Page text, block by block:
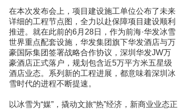
在本次发布会上，项目建设施工单位公布了未来
详细的工程节点图，全力以赴保障项目建设顺利
推进。就在此前的6月28日，作为前海·华发冰雪
世界重点配套设施，华发集团旗下华发酒店与万
豪国际集团签署战略合作协议，深圳华发JW万
豪酒店正式落户，规划包含近5万平方米五星级
酒店业态。系列新的工程进展，都意味着深圳冰
雪时代的进程不断提速。
以冰雪为“媒”，撬动文旅“热”经济，新商业业态正